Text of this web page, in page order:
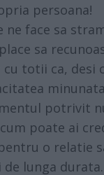
persoana!
ne face sa
sa
totii ca, desi
potrivit
poate ai
o relatie
lunga durata.